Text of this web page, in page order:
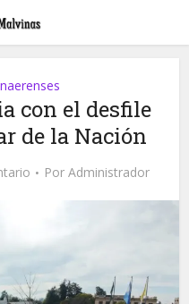
con el desfile
de la Nación
Por Administrador